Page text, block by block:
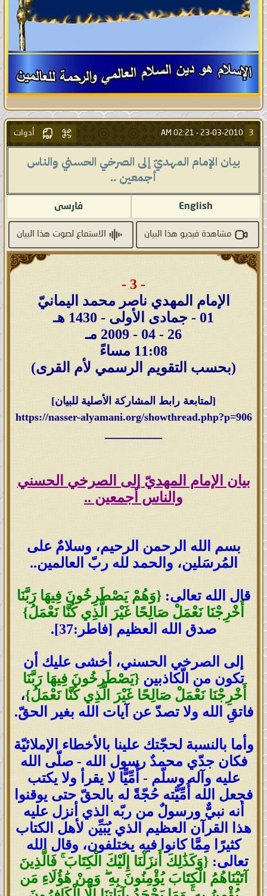
3
23-03-2010 -
02:21 AM أدوات
بيان الإمام المهديّ إلى الصرخي الحسني والناس
أجمعين ..
English فارسى
مشاهدة فيديو هذا البيان الاستماع لصوت هذا البيان
- 3 -
الإمام المهدي ناصر محمد اليمانيّ
01 - جمادى الأولى - 1430 هـ
26 - 04 - 2009 مـ
11:08 مساءً
(بحسب التقويم الرسمي لأم القرى)
[لمتابعة رابط المشاركة الأصلية للبيان]
https://nasser-alyamani.org/showthread.php?p=906
بيان الإمام المهديّ إلى الصرخي الحسني
والناس أجمعين ..
بسم الله الرحمن الرحيم، وسلامٌ على
المُرسَلين، والحمد لله ربّ العالمين..
قال الله تعالى: {وَهُمْ يَصْطَرِخُونَ فِيهَا رَبَّنَا
أَخْرِجْنَا نَعْمَلْ صَالِحًا غَيْرَ الَّذِي كُنَّا نَعْمَلُ}
صدق الله العظيم [فاطر:37].
إلى الصرخي الحسني، أخشى عليك أن
تكون من الّكاذبين {يَصْطَرِخُونَ فِيهَا رَبَّنَا
أَخْرِجْنَا نَعْمَلْ صَالِحًا غَيْرَ الَّذِي كُنَّا نَعْمَلُ}،
فاتقِ الله ولا تصدّ عن آيات الله بغير الحقّ.
وأما بالنسبة لحجّتك علينا بالأخطاء الإملائيّة
فكان جدّي محمدٌ رسول الله - صلّى الله
عليه وآله وسلّم - أُمِّيًّا لا يقرأ ولا يكتب
فجعل الله أُمِّيَّته حُجّةً له بالحقّ حتى يوقنوا
أنه نبيٌّ ورسولٌ من ربّه الذي أنزل عليه
هذا القرآن العظيم الذي يُبَيِّن لأهل الكتاب
كثيرًا مِمَّا كانوا فيه يختلفون، وقال الله
تعالى:{وَكَذَٰلِكَ أَنزَلْنَا إِلَيْكَ الْكِتَابَ ۚ فَالَّذِينَ
آتَيْنَاهُمُ الْكِتَابَ يُؤْمِنُونَ بِهِ ۖ وَمِنْ هَٰؤُلَاءِ مَن